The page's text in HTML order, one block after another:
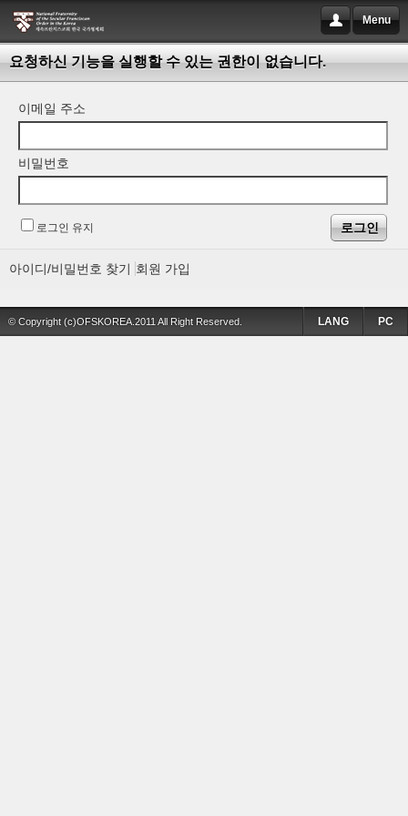
Menu
요청하신 기능을 실행할 수 있는 권한이 없습니다.
이메일 주소
비밀번호
로그인 유지
아이디/비밀번호 찾기 회원 가입
© Copyright (c)OFSKOREA.2011 All Right Reserved. PC
LANG